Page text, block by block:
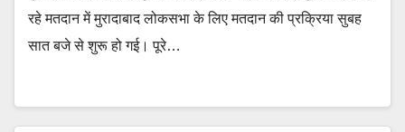
रहे मतदान में मुरादाबाद लोकसभा के लिए मतदान की प्रक्रिया सुबह
सात बजे से शुरू हो गई। पूरे…